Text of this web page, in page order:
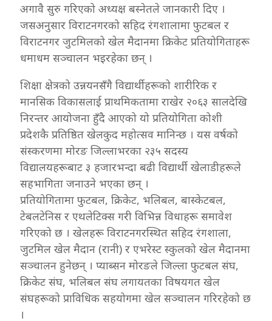
अगावै सुरु गरिएको अध्यक्ष बस्नेतले जानकारी दिए ।
जसअनुसार विराटनगरको सहिद रंगशालामा फुटबल र
विराटनगर जुटमिलको खेल मैदानमा क्रिकेट प्रतियोगिताहरू
धमाधम सञ्चालन भइरहेका छन् ।
शिक्षा क्षेत्रको उन्नयनसँगै विद्यार्थीहरूको शारीरिक र
मानसिक विकासलाई प्राथमिकतामा राखेर २०६३ सालदेखि
निरन्तर आयोजना हुँदै आएको यो प्रतियोगिता कोशी
प्रदेशकै प्रतिष्ठित खेलकुद महोत्सव मानिन्छ । यस वर्षको
संस्करणमा मोरङ जिल्लाभरका २३५ सदस्य
विद्यालयहरूबाट ३ हजारभन्दा बढी विद्यार्थी खेलाडीहरूले
सहभागिता जनाउने भएका छन् ।
प्रतियोगितामा फुटबल, क्रिकेट, भलिबल, बास्केटबल,
टेबलटेनिस र एथलेटिक्स गरी विभिन्न विधाहरू समावेश
गरिएको छ । खेलहरू विराटनगरस्थित सहिद रंगशाला,
जुटमिल खेल मैदान (रानी) र एभरेस्ट स्कुलको खेल मैदानमा
सञ्चालन हुनेछन् । प्याब्सन मोरङले जिल्ला फुटबल संघ,
क्रिकेट संघ, भलिबल संघ लगायतका विषयगत खेल
संघहरूको प्राविधिक सहयोगमा खेल सञ्चालन गरिरहेको छ
।